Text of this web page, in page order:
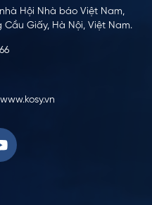
Hội Nhà báo Việt Nam,
Giấy, Hà Nội, Việt Nam.